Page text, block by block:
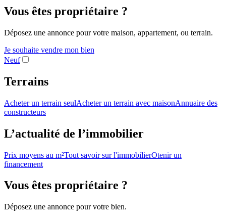
Vous êtes propriétaire ?
Déposez une annonce pour votre maison, appartement, ou terrain.
Je souhaite vendre mon bien
Neuf
Terrains
Acheter un terrain seulAcheter un terrain avec maisonAnnuaire des
constructeurs
L’actualité de l’immobilier
Prix moyens au m²Tout savoir sur l'immobilierOtenir un
financement
Vous êtes propriétaire ?
Déposez une annonce pour votre bien.